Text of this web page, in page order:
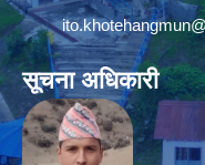
सूचना अधिकारी